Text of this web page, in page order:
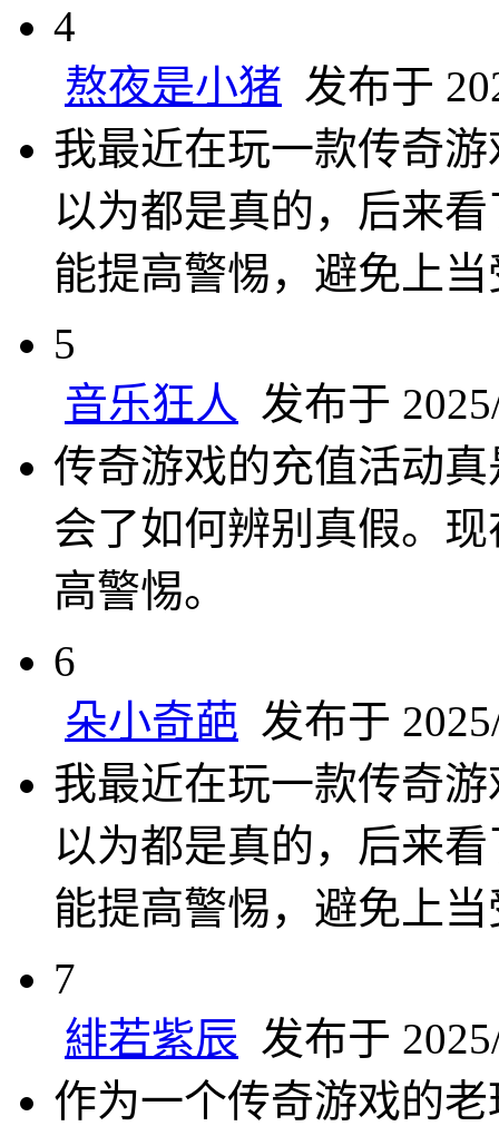
4
熬夜是小猪 发布于
我最近在玩一款传奇
以为都是真的，后来
能提高警惕，避免上
5
音乐狂人 发布于
传奇游戏的充值活动
会了如何辨别真假。
高警惕。
6
朵小奇葩 发布于
我最近在玩一款传奇
以为都是真的，后来
能提高警惕，避免上
7
緋若紫辰 发布于
作为一个传奇游戏的